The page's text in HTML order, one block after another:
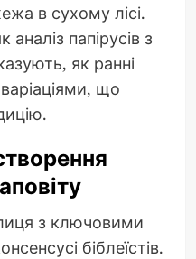
в сухому лісі.
папірусів з
як ранні
що
з ключовими
біблеїстів.